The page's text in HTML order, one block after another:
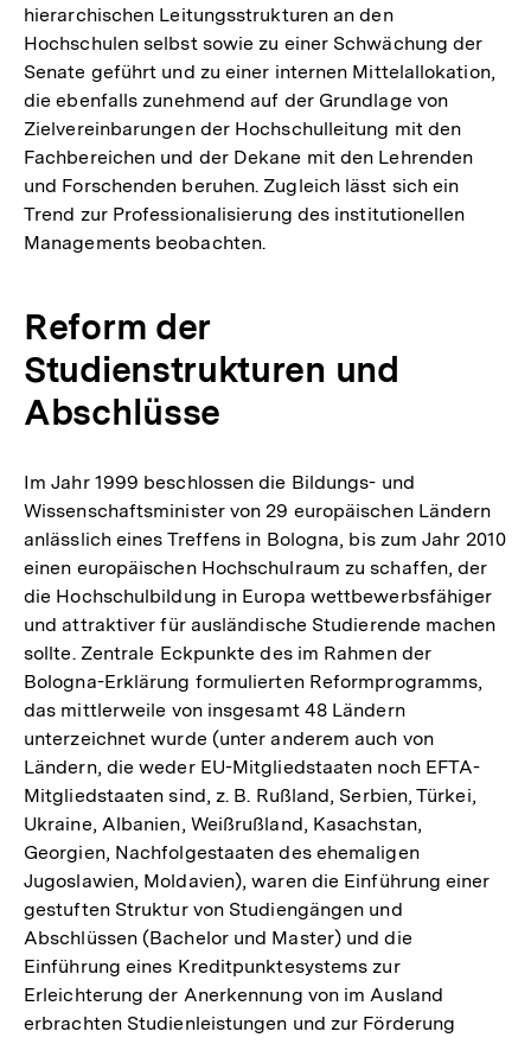
hierarchischen Leitungsstrukturen an den
Hochschulen selbst sowie zu einer Schwächung der
Senate geführt und zu einer internen Mittelallokation,
die ebenfalls zunehmend auf der Grundlage von
Zielvereinbarungen der Hochschulleitung mit den
Fachbereichen und der Dekane mit den Lehrenden
und Forschenden beruhen. Zugleich lässt sich ein
Trend zur Professionalisierung des institutionellen
Managements beobachten.
Reform der
Studienstrukturen und
Abschlüsse
Im Jahr 1999 beschlossen die Bildungs- und
Wissenschaftsminister von 29 europäischen Ländern
anlässlich eines Treffens in Bologna, bis zum Jahr 2010
einen europäischen Hochschulraum zu schaffen, der
die Hochschulbildung in Europa wettbewerbsfähiger
und attraktiver für ausländische Studierende machen
sollte. Zentrale Eckpunkte des im Rahmen der
Bologna-Erklärung formulierten Reformprogramms,
das mittlerweile von insgesamt 48 Ländern
unterzeichnet wurde (unter anderem auch von
Ländern, die weder EU-Mitgliedstaaten noch EFTA-
Mitgliedstaaten sind, z. B. Rußland, Serbien, Türkei,
Ukraine, Albanien, Weißrußland, Kasachstan,
Georgien, Nachfolgestaaten des ehemaligen
Jugoslawien, Moldavien), waren die Einführung einer
gestuften Struktur von Studiengängen und
Abschlüssen (Bachelor und Master) und die
Einführung eines Kreditpunktesystems zur
Erleichterung der Anerkennung von im Ausland
erbrachten Studienleistungen und zur Förderung